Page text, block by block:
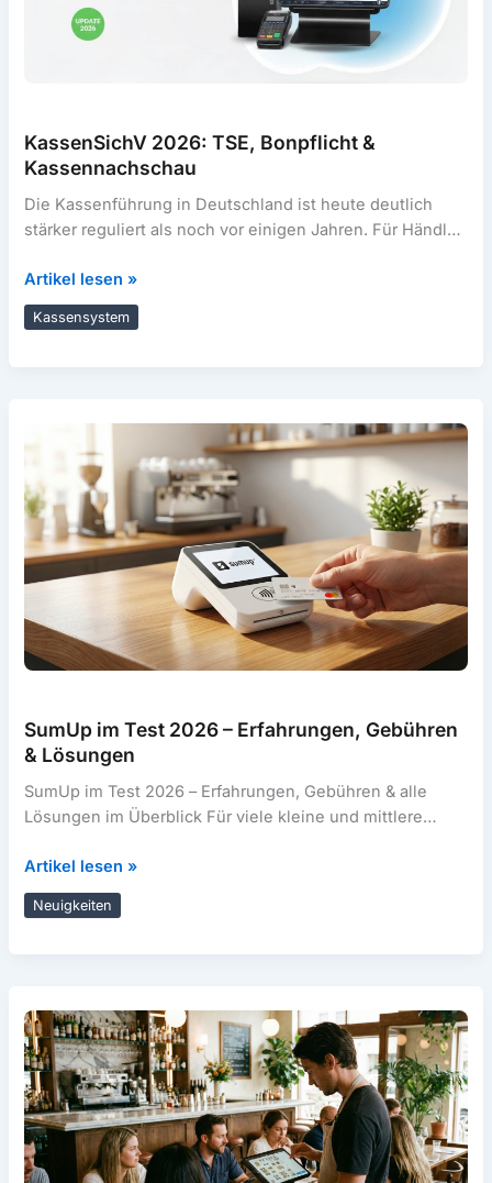
KassenSichV 2026: TSE, Bonpflicht &
Kassennachschau
Die Kassenführung in Deutschland ist heute deutlich
stärker reguliert als noch vor einigen Jahren. Für Händler
KassenSichV
2026:
TSE,
Artikel lesen »
Kassensystem
SumUp im Test 2026 – Erfahrungen, Gebühren
& Lösungen
SumUp im Test 2026 – Erfahrungen, Gebühren & alle
Lösungen im Überblick Für viele kleine und mittlere
SumUp
im
Test
Gebühren
&
Lösungen
Artikel lesen »
Neuigkeiten